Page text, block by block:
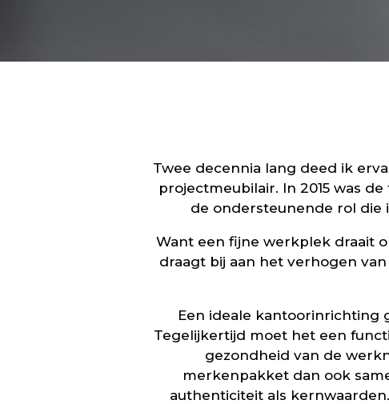
Twee decennia lang deed ik
projectmeubilair. In 2015 was
de ondersteunende rol die
Want een fijne werkplek draait
draagt bij aan het verhogen
Een ideale kantoorinrichting
Tegelijkertijd moet het een
gezondheid van de
merkenpakket dan ook
authenticiteit als